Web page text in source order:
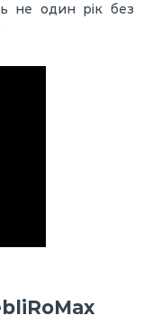
не один рік без